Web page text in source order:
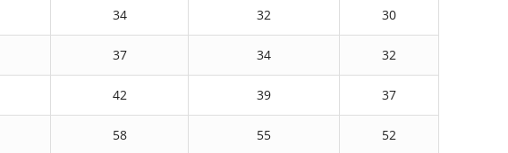
34 32 30
37 34 32
42 39 37
58 55 52